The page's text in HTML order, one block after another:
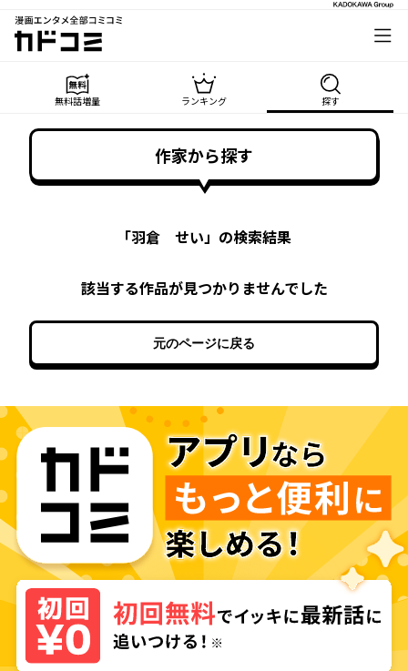
漫画エンタメ全部コミコミ
カドコミ
無料話増量 ランキング 探す
作家から探す
「羽倉 せい」の検索結果
該当する作品が見つかりませんでした
元のページに戻る